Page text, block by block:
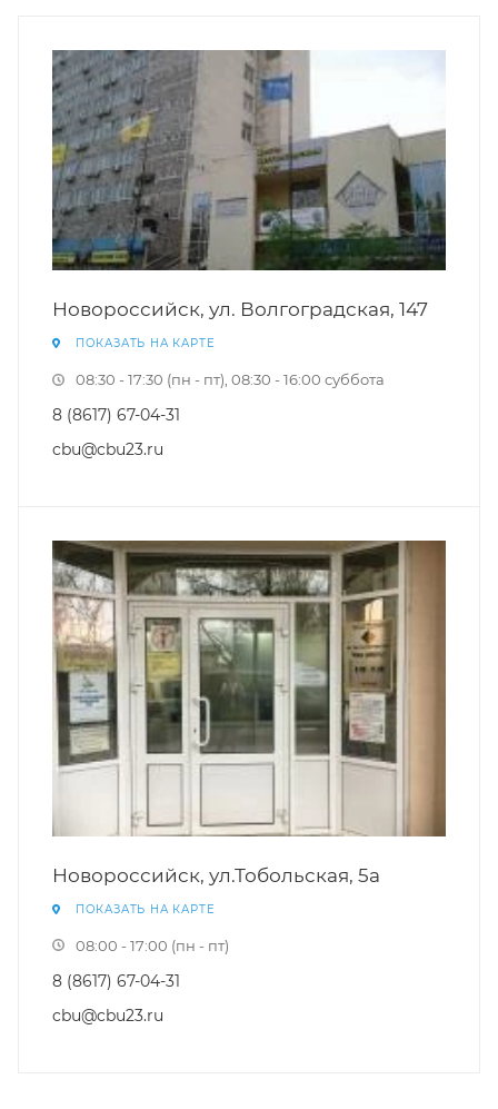
Новороссийск, ул. Волгоградская, 147
ПОКАЗАТЬ НА КАРТЕ
08:30 - 17:30 (пн - пт), 08:30 - 16:00 суббота
8 (8617) 67-04-31
cbu@cbu23.ru
Новороссийск, ул.Тобольская, 5а
ПОКАЗАТЬ НА КАРТЕ
08:00 - 17:00 (пн - пт)
8 (8617) 67-04-31
cbu@cbu23.ru